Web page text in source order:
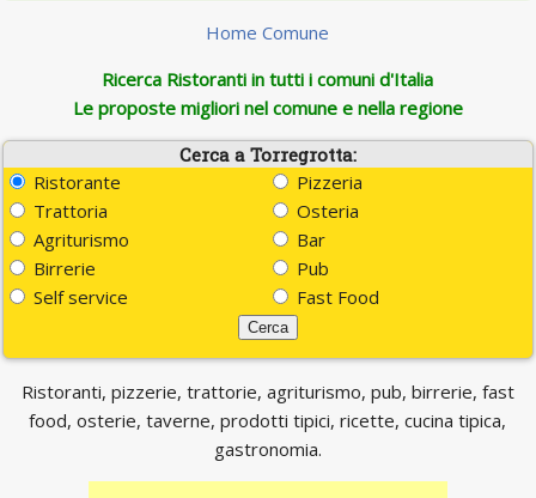
Home Comune
Ricerca Ristoranti in tutti i comuni d'Italia
Le proposte migliori nel comune e nella regione
Cerca a Torregrotta:
Ristorante
Pizzeria
Trattoria
Osteria
Agriturismo
Bar
Birrerie
Pub
Self service
Fast Food
Ristoranti, pizzerie, trattorie, agriturismo, pub, birrerie, fast
food, osterie, taverne, prodotti tipici, ricette, cucina tipica,
gastronomia.